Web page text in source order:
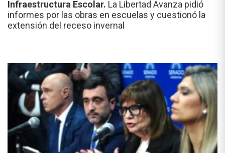
Infraestructura Escolar. La Libertad Avanza pidió
informes por las obras en escuelas y cuestionó la
extensión del receso invernal